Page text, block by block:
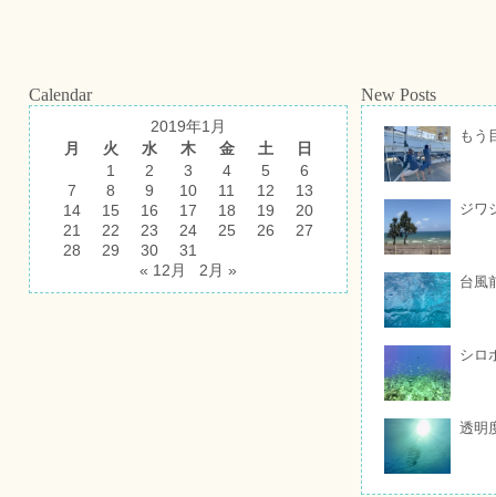
Calendar
2019年1月
月
火 水 木 金 土
日
1
2 3 4 5
6
7
8 9 10 11 12
13
14
15 16 17 18 19
20
21
22 23 24 25 26
27
28
29 30
31
« 12月
2月 »
New Posts
もう
ジワ
台風
シロ
透明